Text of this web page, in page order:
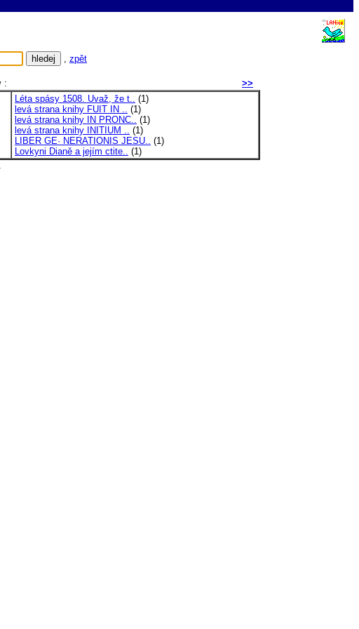
, zpět
:
>>
Léta spásy 1508. Uvaž, že t.. (1)
levá strana knihy FUIT IN .. (1)
levá strana knihy IN PRONC.. (1)
levá strana knihy INITIUM .. (1)
LIBER GE· NERATIONIS JESU.. (1)
Lovkyni Dianě a jejím ctite.. (1)